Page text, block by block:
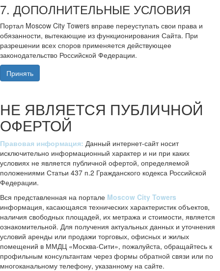
7. ДОПОЛНИТЕЛЬНЫЕ УСЛОВИЯ
Портал Moscow City Towers вправе переуступать свои права и
обязанности, вытекающие из функционирования Сайта. При
разрешении всех споров применяется действующее
законодательство Российской Федерации.
Принять
НЕ ЯВЛЯЕТСЯ ПУБЛИЧНОЙ
ОФЕРТОЙ
Правовая информация: Данный интернет-сайт носит
исключительно информационный характер и ни при каких
условиях не является публичной офертой, определяемой
положениями Статьи 437 п.2 Гражданского кодекса Российской
Федерации.
Вся представленная на портале Moscow City Towers
информация, касающаяся технических характеристик объектов,
наличия свободных площадей, их метража и стоимости, является
ознакомительной. Для получения актуальных данных и уточнения
условий аренды или продажи торговых, офисных и жилых
помещений в ММДЦ «Москва-Сити», пожалуйста, обращайтесь к
профильным консультантам через формы обратной связи или по
многоканальному телефону, указанному на сайте.